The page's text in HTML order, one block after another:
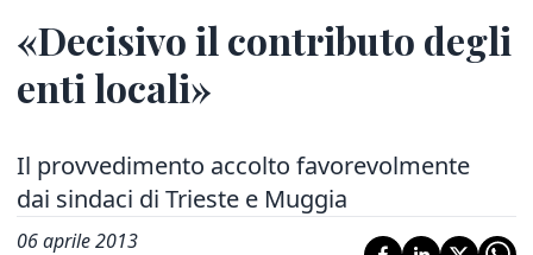
«Decisivo il contributo degli
enti locali»
Il provvedimento accolto favorevolmente
dai sindaci di Trieste e Muggia
06 aprile 2013